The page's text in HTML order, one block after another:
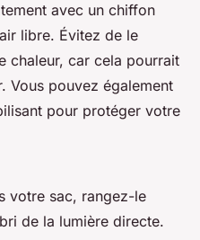
avec un chiffon
libre. Évitez de le
chaleur, car cela pourrait
Vous pouvez également
pour protéger votre
votre sac, rangez-le
de la lumière directe.